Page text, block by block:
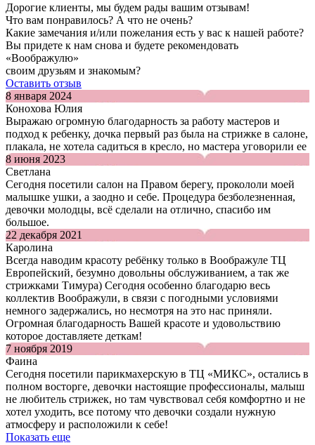
Дорогие клиенты, мы будем рады вашим отзывам!
Что вам понравилось? А что не очень?
Какие замечания и/или пожелания есть у вас к нашей работе?
Вы придете к нам снова и будете рекомендовать
«Воображулю»
своим друзьям и знакомым?
Оставить отзыв
8 января 2024
Конохова Юлия
Выражаю огромную благодарность за работу мастеров и
подход к ребенку, дочка первый раз была на стрижке в салоне,
плакала, не хотела садиться в кресло, но мастера уговорили ее
8 июня 2023
Светлана
Сегодня посетили салон на Правом берегу, прокололи моей
малышке ушки, а заодно и себе. Процедура безболезненная,
девочки молодцы, всё сделали на отлично, спасибо им
большое.
22 декабря 2021
Каролина
Всегда наводим красоту ребёнку только в Воображуле ТЦ
Европейский, безумно довольны обслуживанием, а так же
стрижками Тимура) Сегодня особенно благодарю весь
коллектив Воображули, в связи с погодными условиями
немного задержались, но несмотря на это нас приняли.
Огромная благодарность Вашей красоте и удовольствию
которое доставляете деткам!
7 ноября 2019
Фаина
Сегодня посетили парикмахерскую в ТЦ «МИКС», остались в
полном восторге, девочки настоящие профессионалы, малыш
не любитель стрижек, но там чувствовал себя комфортно и не
хотел уходить, все потому что девочки создали нужную
атмосферу и расположили к себе!
Показать еще